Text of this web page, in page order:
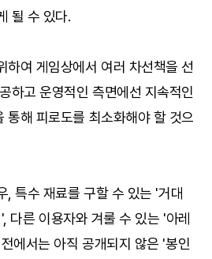
될 수 있다.
하여 게임상에서 여러 차선책을 선
하고 운영적인 측면에선 지속적인
통해 피로도를 최소화해야 할 것으
, 특수 재료를 구할 수 있는 '거대
다른 이용자와 겨룰 수 있는 '아레
에서는 아직 공개되지 않은 '봉인